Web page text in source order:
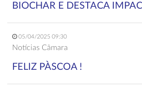
BIOCHAR E DESTACA
05/04/2025 09:30
Notícias Câmara
FELIZ PÀSCOA !